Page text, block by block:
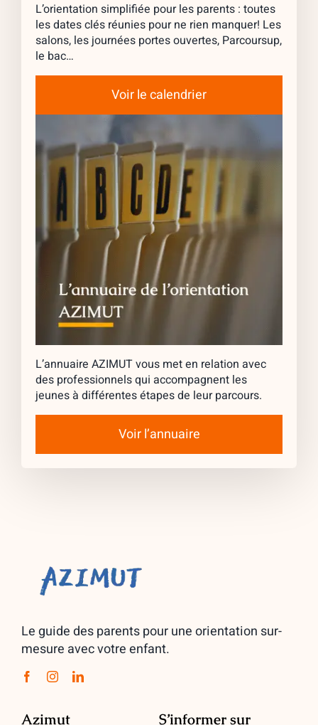
L’orientation simplifiée pour les parents : toutes
les dates clés réunies pour ne rien manquer! Les
salons, les journées portes ouvertes, Parcoursup,
le bac…
Voir le calendrier
L’annuaire AZIMUT vous met en relation avec
des professionnels qui accompagnent les
jeunes à différentes étapes de leur parcours.
Voir l’annuaire
Le guide des parents pour une orientation sur-
mesure avec votre enfant.
Azimut
S’informer sur